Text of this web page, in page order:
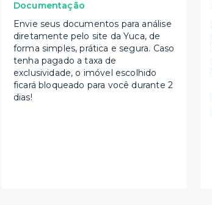
Documentação
Envie seus documentos para análise
diretamente pelo site da Yuca, de
forma simples, prática e segura. Caso
tenha pagado a taxa de
exclusividade, o imóvel escolhido
ficará bloqueado para você durante 2
dias!